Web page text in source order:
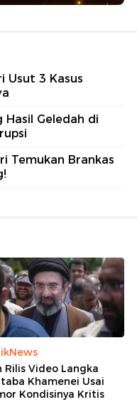
Usut 3 Kasus
Hasil Geledah di
Temukan Brankas
Rilis Video Langka
Khamenei Usai
Kondisinya Kritis